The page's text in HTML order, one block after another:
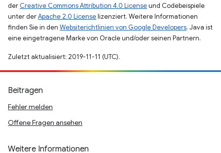
der Creative Commons Attribution 4.0 Licenseund Codebeispiele
unter derApache 2.0 Licenselizenziert. Weitere Informationen
finden Sie in den Websiterichtlinien von Google Developers. Java ist
eine eingetragene Marke von Oracle und/oder seinen Partnern.
Zuletzt aktualisiert: 2019-11-11 (UTC).
Beitragen
Fehler melden
Offene Fragen ansehen
Weitere Informationen